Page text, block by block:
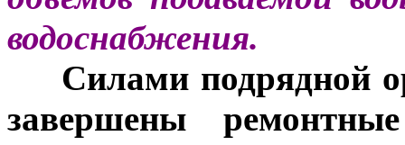
водоснабжения.
Силами подрядной
завершены